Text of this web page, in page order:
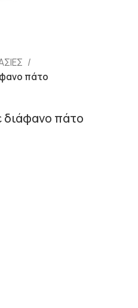
πάτο
διάφανο πάτο